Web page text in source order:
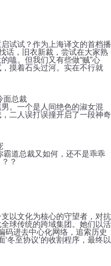
试试？作为上海译文的首档播
话，旧衣新裁，尝试在大家熟
嗑。但我们又有些做“贼”心
摸着石头过河。实在不行就
面总裁
。一个是人间绝色的淑女混
二人误打误撞开启了一段神奇
道总裁又如何，还不是乖乖
？
以文化为核心的守望者，对抗
球传统的跨域集团。她们以活
码进去中心化网络，追索历史
‘冬至协议’的收割程序，最终以